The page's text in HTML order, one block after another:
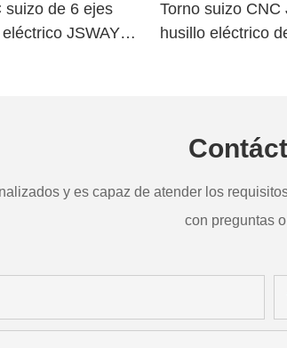
suizo de 6 ejes
JSWAY
Torno suizo CNC
husillo eléctrico
y es capaz de atender los
con preguntas